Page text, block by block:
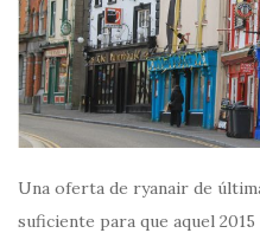
Una oferta de ryanair de
suficiente para que aquel